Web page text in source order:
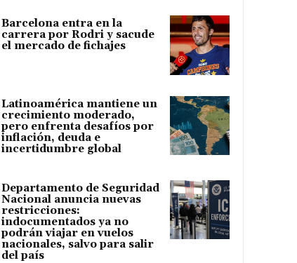
Barcelona entra en la
carrera por Rodri y sacude
el mercado de fichajes
Latinoamérica mantiene un
crecimiento moderado,
pero enfrenta desafíos por
inflación, deuda e
incertidumbre global
Departamento de Seguridad
Nacional anuncia nuevas
restricciones:
indocumentados ya no
podrán viajar en vuelos
nacionales, salvo para salir
del país